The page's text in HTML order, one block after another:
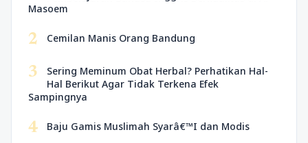
Masoem
2 Cemilan Manis Orang Bandung
3
Sering Meminum Obat Herbal? Perhatikan Hal-
Hal Berikut Agar Tidak Terkena Efek
Sampingnya
4 Baju Gamis Muslimah Syarâ€™I dan Modis